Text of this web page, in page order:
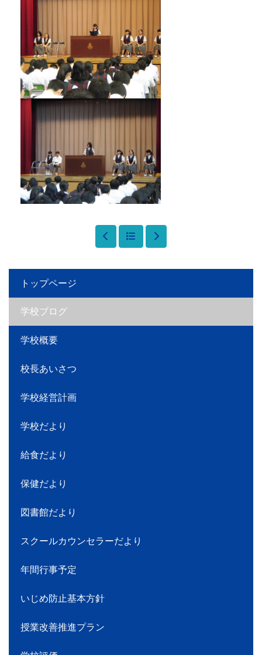
トップページ
学校ブログ
学校概要
校長あいさつ
学校経営計画
学校だより
給食だより
保健だより
図書館だより
スクールカウンセラーだより
年間行事予定
いじめ防止基本方針
授業改善推進プラン